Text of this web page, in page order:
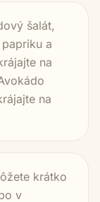
šalát,
a
na
na
krátko
v